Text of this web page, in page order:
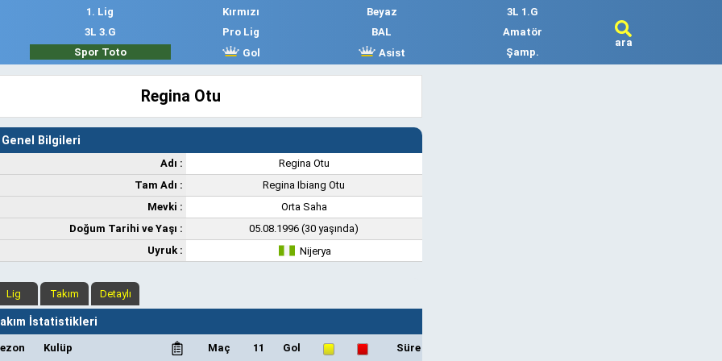
1. Lig Kırmızı Beyaz
3L 1.G
3L 3.G
Pro Lig BAL
Amatör
Spor Toto
Gol Asist Şamp.
ara
Regina Otu
Bilgileri
Adı :
Regina Otu
Tam Adı :
Regina Ibiang Otu
Mevki :
Orta Saha
Doğum Tarihi ve Yaşı :
05.08.1996 (30 yaşında)
Uyruk :
Nijerya
Lig Takım Detaylı
İstatistikleri
Kulüp Maç 11 Gol
Süre